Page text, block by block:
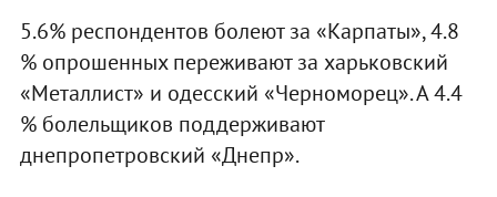
5.6% респондентов болеют за «Карпаты», 4.8
% опрошенных переживают за харьковский
«Металлист» и одесский «Черноморец». А 4.4
% болельщиков поддерживают
днепропетровский «Днепр».